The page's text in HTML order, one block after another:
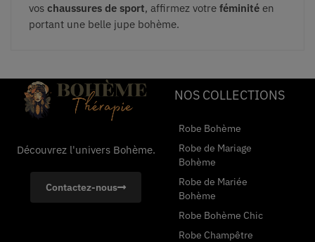
vos chaussures de sport, affirmez votre féminité en
portant une belle jupe bohème.
Découvrez l'univers Bohème.
Contactez-nous
NOS COLLECTIONS
Robe Bohème
Robe de Mariage
Bohème
Robe de Mariée
Bohème
Robe Bohème Chic
Robe Champêtre